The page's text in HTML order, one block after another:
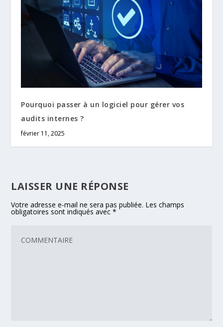
Pourquoi passer à un logiciel pour gérer vos
audits internes ?
février 11, 2025
LAISSER UNE RÉPONSE
Votre adresse e-mail ne sera pas publiée. Les champs
obligatoires sont indiqués avec*